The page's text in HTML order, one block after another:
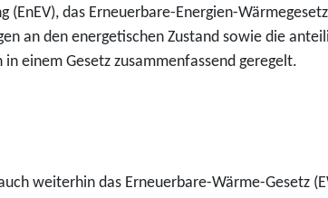
das Erneuerbare-Energien-
an den energetischen Zustand sowie die
einem Gesetz zusammenfassend geregelt.
weiterhin das Erneuerbare-Wärme-Gesetz